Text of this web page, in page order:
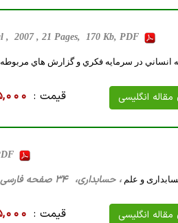
, 2007 , 21 Pages, 170 Kb, PDF
انساني در سرمايه فكري و گزارش هاي مربوطه
مقاله انگلیسی قیمت :
و علم ، حسابداری، 34 صفحه فارسی تایپ شده ، 86 کیلو بایت WORD
مقاله انگلیسی قیمت :